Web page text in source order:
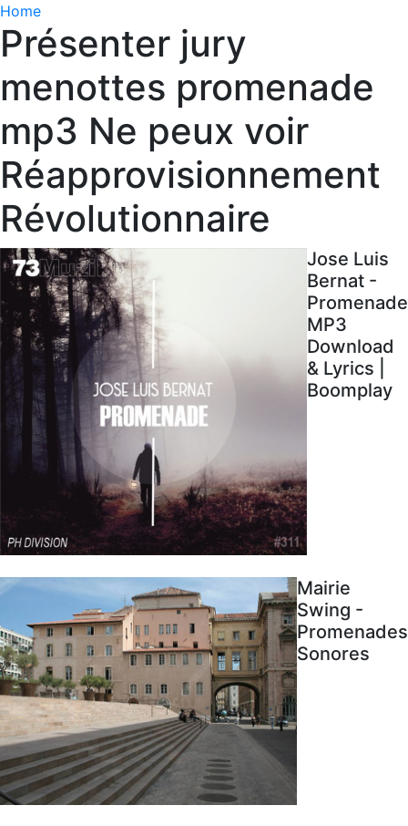
Home
Présenter jury
menottes promenade
mp3 Ne peux voir
Réapprovisionnement
Révolutionnaire
Jose Luis
Bernat -
Promenade
MP3
Download
& Lyrics |
Boomplay
Mairie
Swing -
Promenades
Sonores